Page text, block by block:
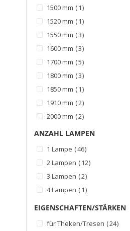
1500 mm
1Artikel
1520 mm
1Artikel
1550 mm
3Artikel
1600 mm
3Artikel
1700 mm
5Artikel
1800 mm
3Artikel
1850 mm
1Artikel
1910 mm
2Artikel
2000 mm
2Artikel
2100 mm
1Artikel
ANZAHL LAMPEN
1 Lampe 46Artikel
2 Lampen
12Artikel
3 Lampen
2Artikel
4 Lampen
1Artikel
EIGENSCHAFTEN/STÄRKEN
für Theken/Tresen 24Artikel